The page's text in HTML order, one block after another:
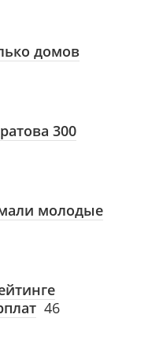
домов
300
молодые
46